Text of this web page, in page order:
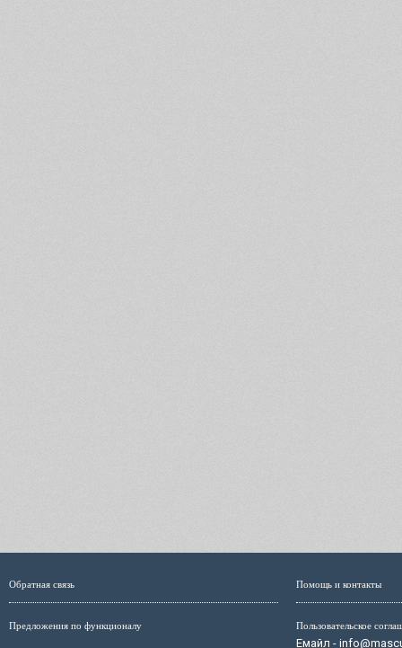
Обратная связь
Предложения по функционалу
Помощь и контакты
Пользовательское
Емайл -